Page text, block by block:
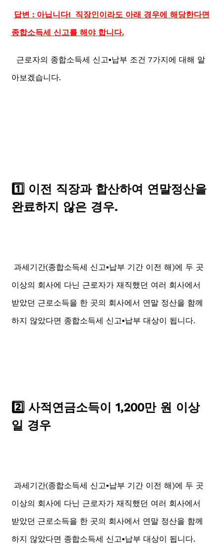
답변 : 아닙니다! 직장인이라도 아래 경우에 해당한다면
종합소득세 신고를 해야 합니다.
근로자의 종합소득세 신고▪️납부 조건 7가지에 대해 알
아보겠습니다.
1️⃣ 이전 직장과 합산하여 연말정산을
완료하지 않은 경우.
과세기간(종합소득세 신고▪️납부 기간 이전 해)에 두 곳
이상의 회사에 다닌 근로자가 재직했던 여러 회사에서
받았던 근로소득을 한 곳의 회사에서 연말 정산을 함께
하지 않았다면 종합소득세 신고▪️납부 대상이 됩니다.
2️⃣ 사적연금소득이 1,200만 원 이상
일 경우
과세기간(종합소득세 신고▪️납부 기간 이전 해)에 두 곳
이상의 회사에 다닌 근로자가 재직했던 여러 회사에서
받았던 근로소득을 한 곳의 회사에서 연말 정산을 함께
하지 않았다면 종합소득세 신고▪️납부 대상이 됩니다.